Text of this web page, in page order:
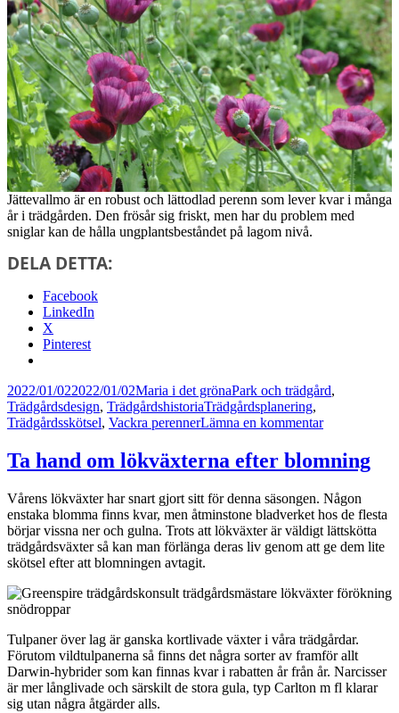
Jättevallmo är en robust och lättodlad perenn som lever kvar i många
år i trädgården. Den frösår sig friskt, men har du problem med
sniglar kan de hålla ungplantsbeståndet på lagom nivå.
DELA DETTA:
Facebook
LinkedIn
X
Pinterest
Postat
2022/01/022022/01/02Författare
Maria i det grönaKategorier
Park och trädgård,
Trädgårdsdesign, TrädgårdshistoriaTaggar
Trädgårdsplanering,
Trädgårdsskötsel, Vackra perennerLämna en kommentartill
doft
fluff
Ta hand om lökväxterna efter blomning
Vårens lökväxter har snart gjort sitt för denna säsongen. Någon
enstaka blomma finns kvar, men åtminstone bladverket hos de flesta
börjar vissna ner och gulna. Trots att lökväxter är väldigt lättskötta
trädgårdsväxter så kan man förlänga deras liv genom att ge dem lite
skötsel efter att blomningen avtagit.
Tulpaner över lag är ganska kortlivade växter i våra trädgårdar.
Förutom vildtulpanerna så finns det några sorter av framför allt
Darwin-hybrider som kan finnas kvar i rabatten år från år. Narcisser
är mer långlivade och särskilt de stora gula, typ Carlton m fl klarar
sig utan några åtgärder alls.